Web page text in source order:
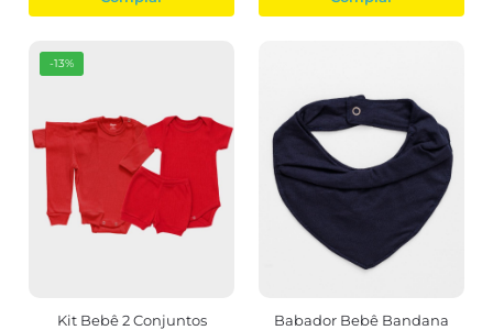
-13%
Kit Bebê 2 Conjuntos
Babador Bebê Bandana